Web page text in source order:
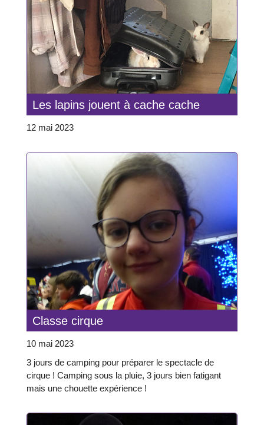
Les lapins jouent à cache cache
12 mai 2023
Classe cirque
10 mai 2023
3 jours de camping pour préparer le spectacle de
cirque ! Camping sous la pluie, 3 jours bien fatigant
mais une chouette expérience !